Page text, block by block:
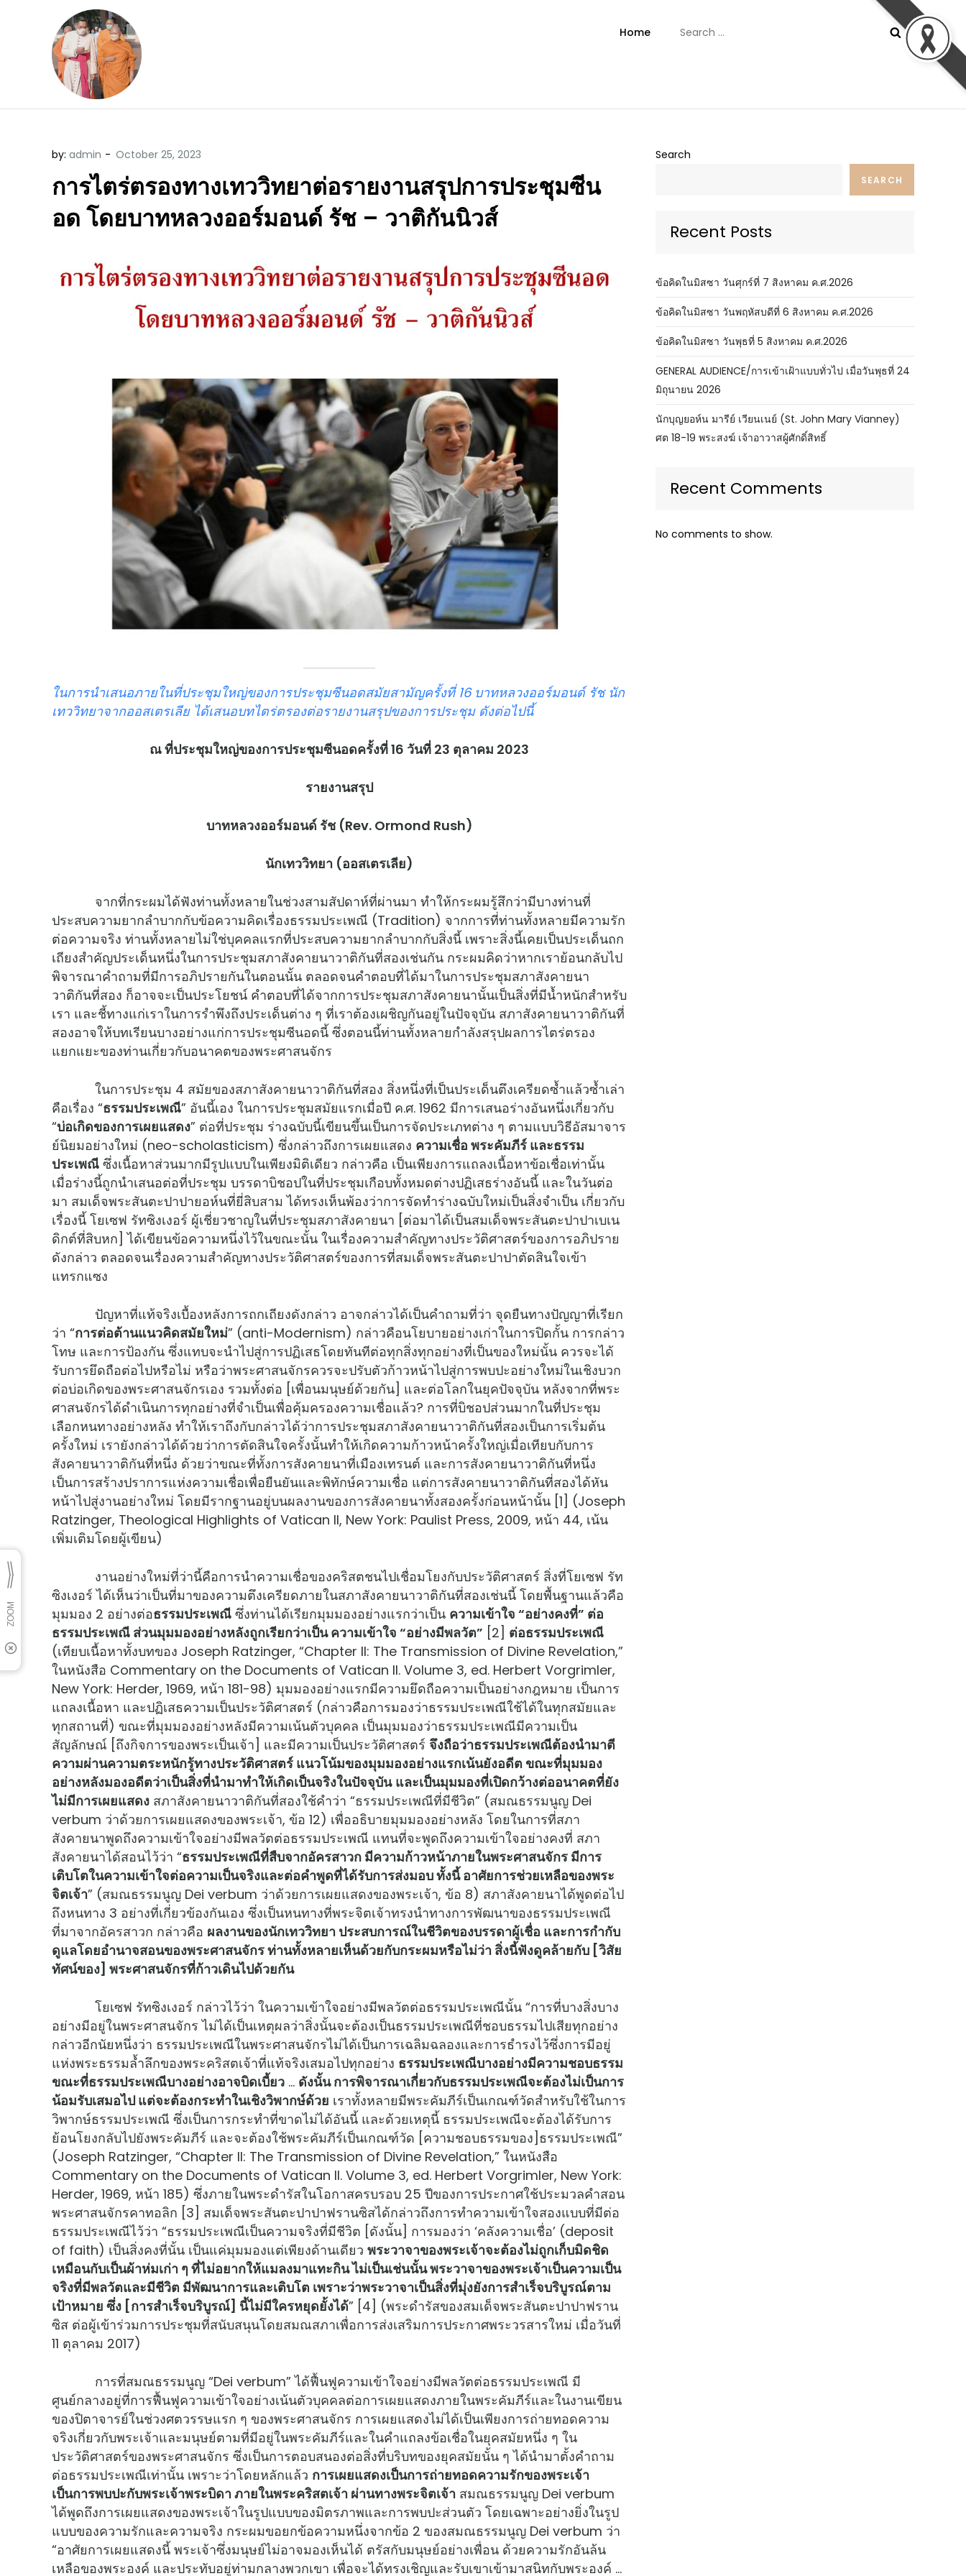
Home
for:
by: admin
การไตร่ตรองทางเทววิทยาต่อรายงานสรุปการประชุมซีน
อด โดยบาทหลวงออร์มอนด์ รัช – วาติกันนิวส์
ในการนำเสนอภายในที่ประชุมใหญ่ของการประชุมซีนอดสมัยสามัญครั้งที่ 16บาทหลวงออร์มอนด์ รัช นัก
เทววิทยาจากออสเตรเลีย ได้เสนอบทไตร่ตรองต่อรายงานสรุปของการประชุม ดังต่อไปนี้
ณ ที่ประชุมใหญ่ของการประชุมซีนอดครั้งที่ 16 วันที่ 23 ตุลาคม 2023
รายงานสรุป
บาทหลวงออร์มอนด์ รัช (Rev. Ormond Rush)
นักเทววิทยา (ออสเตรเลีย)
จากที่กระผมได้ฟังท่านทั้งหลายในช่วงสามสัปดาห์ที่ผ่านมา ทำให้กระผมรู้สึกว่ามีบางท่านที่
ประสบความยากลำบากกับข้อความคิดเรื่องธรรมประเพณี (Tradition) จากการที่ท่านทั้งหลายมีความรัก
ต่อความจริง ท่านทั้งหลายไม่ใช่บุคคลแรกที่ประสบความยากลำบากกับสิ่งนี้ เพราะสิ่งนี้เคยเป็นประเด็นถก
เถียงสำคัญประเด็นหนึ่งในการประชุมสภาสังคายนาวาติกันที่สองเช่นกัน กระผมคิดว่าหากเราย้อนกลับไป
พิจารณาคำถามที่มีการอภิปรายกันในตอนนั้น ตลอดจนคำตอบที่ได้มาในการประชุมสภาสังคายนา
วาติกันที่สอง ก็อาจจะเป็นประโยชน์ คำตอบที่ได้จากการประชุมสภาสังคายนานั้นเป็นสิ่งที่มีน้ำหนักสำหรับ
เรา และชี้ทางแก่เราในการรำพึงถึงประเด็นต่าง ๆ ที่เราต้องเผชิญกันอยู่ในปัจจุบัน สภาสังคายนาวาติกันที่
สองอาจให้บทเรียนบางอย่างแก่การประชุมซีนอดนี้ ซึ่งตอนนี้ท่านทั้งหลายกำลังสรุปผลการไตร่ตรอง
แยกแยะของท่านเกี่ยวกับอนาคตของพระศาสนจักร
ในการประชุม 4 สมัยของสภาสังคายนาวาติกันที่สอง สิ่งหนึ่งที่เป็นประเด็นตึงเครียดซ้ำแล้วซ้ำเล่า
คือเรื่อง “ธรรมประเพณี” อันนี้เอง ในการประชุมสมัยแรกเมื่อปี ค.ศ. 1962 มีการเสนอร่างอันหนึ่งเกี่ยวกับ
“บ่อเกิดของการเผยแสดง” ต่อที่ประชุม ร่างฉบับนี้เขียนขึ้นเป็นการจัดประเภทต่าง ๆ ตามแบบวิธีอัสมาจาร
ย์นิยมอย่างใหม่ (neo-scholasticism) ซึ่งกล่าวถึงการเผยแสดง ความเชื่อ พระคัมภีร์ และธรรม
ประเพณี ซึ่งเนื้อหาส่วนมากมีรูปแบบในเพียงมิติเดียว กล่าวคือ เป็นเพียงการแถลงเนื้อหาข้อเชื่อเท่านั้น
เมื่อร่างนี้ถูกนำเสนอต่อที่ประชุม บรรดาบิชอปในที่ประชุมเกือบทั้งหมดต่างปฏิเสธร่างอันนี้ และในวันต่อ
มา สมเด็จพระสันตะปาปายอห์นที่ยี่สิบสาม ได้ทรงเห็นพ้องว่าการจัดทำร่างฉบับใหม่เป็นสิ่งจำเป็น เกี่ยวกับ
เรื่องนี้ โยเซฟ รัทซิงเงอร์ ผู้เชี่ยวชาญในที่ประชุมสภาสังคายนา [ต่อมาได้เป็นสมเด็จพระสันตะปาปาเบเน
ดิกต์ที่สิบหก] ได้เขียนข้อความหนึ่งไว้ในขณะนั้น ในเรื่องความสำคัญทางประวัติศาสตร์ของการอภิปราย
ดังกล่าว ตลอดจนเรื่องความสำคัญทางประวัติศาสตร์ของการที่สมเด็จพระสันตะปาปาตัดสินใจเข้า
แทรกแซง
ปัญหาที่แท้จริงเบื้องหลังการถกเถียงดังกล่าว อาจกล่าวได้เป็นคำถามที่ว่า จุดยืนทางปัญญาที่เรียก
ว่า “การต่อต้านแนวคิดสมัยใหม่” (anti-Modernism) กล่าวคือนโยบายอย่างเก่าในการปิดกั้น การกล่าว
โทษ และการป้องกัน ซึ่งแทบจะนำไปสู่การปฏิเสธโดยทันทีต่อทุกสิ่งทุกอย่างที่เป็นของใหม่นั้น ควรจะได้
รับการยึดถือต่อไปหรือไม่ หรือว่าพระศาสนจักรควรจะปรับตัวก้าวหน้าไปสู่การพบปะอย่างใหม่ในเชิงบวก
ต่อบ่อเกิดของพระศาสนจักรเอง รวมทั้งต่อ [เพื่อนมนุษย์ด้วยกัน] และต่อโลกในยุคปัจจุบัน หลังจากที่พระ
ศาสนจักรได้ดำเนินการทุกอย่างที่จำเป็นเพื่อคุ้มครองความเชื่อแล้ว? การที่บิชอปส่วนมากในที่ประชุม
เลือกหนทางอย่างหลัง ทำให้เราถึงกับกล่าวได้ว่าการประชุมสภาสังคายนาวาติกันที่สองเป็นการเริ่มต้น
ครั้งใหม่ เรายังกล่าวได้ด้วยว่าการตัดสินใจครั้งนั้นทำให้เกิดความก้าวหน้าครั้งใหญ่เมื่อเทียบกับการ
สังคายนาวาติกันที่หนึ่ง ด้วยว่าขณะที่ทั้งการสังคายนาที่เมืองเทรนต์ และการสังคายนาวาติกันที่หนึ่ง
เป็นการสร้างปราการแห่งความเชื่อเพื่อยืนยันและพิทักษ์ความเชื่อ แต่การสังคายนาวาติกันที่สองได้หัน
หน้าไปสู่งานอย่างใหม่ โดยมีรากฐานอยู่บนผลงานของการสังคายนาทั้งสองครั้งก่อนหน้านั้น [1] (Joseph
Ratzinger, Theological Highlights of Vatican II, New York: Paulist Press, 2009, หน้า 44, เน้น
เพิ่มเติมโดยผู้เขียน)
งานอย่างใหม่ที่ว่านี้คือการนำความเชื่อของคริสตชนไปเชื่อมโยงกับประวัติศาสตร์ สิ่งที่โยเซฟ รัท
ซิงเงอร์ ได้เห็นว่าเป็นที่มาของความตึงเครียดภายในสภาสังคายนาวาติกันที่สองเช่นนี้ โดยพื้นฐานแล้วคือ
มุมมอง 2 อย่างต่อธรรมประเพณี ซึ่งท่านได้เรียกมุมมองอย่างแรกว่าเป็น ความเข้าใจ “อย่างคงที่” ต่อ
ธรรมประเพณี ส่วนมุมมองอย่างหลังถูกเรียกว่าเป็น ความเข้าใจ “อย่างมีพลวัต” [2] ต่อธรรมประเพณี
(เทียบเนื้อหาทั้งบทของ Joseph Ratzinger, “Chapter II: The Transmission of Divine Revelation,”
ในหนังสือ Commentary on the Documents of Vatican II. Volume 3, ed. Herbert Vorgrimler,
New York: Herder, 1969, หน้า 181-98) มุมมองอย่างแรกมีความยึดถือความเป็นอย่างกฎหมาย เป็นการ
แถลงเนื้อหา และปฏิเสธความเป็นประวัติศาสตร์ (กล่าวคือการมองว่าธรรมประเพณีใช้ได้ในทุกสมัยและ
ทุกสถานที่) ขณะที่มุมมองอย่างหลังมีความเน้นตัวบุคคล เป็นมุมมองว่าธรรมประเพณีมีความเป็น
สัญลักษณ์ [ถึงกิจการของพระเป็นเจ้า] และมีความเป็นประวัติศาสตร์ จึงถือว่าธรรมประเพณีต้องนำมาตี
ความผ่านความตระหนักรู้ทางประวัติศาสตร์ แนวโน้มของมุมมองอย่างแรกเน้นยังอดีต ขณะที่มุมมอง
อย่างหลังมองอดีตว่าเป็นสิ่งที่นำมาทำให้เกิดเป็นจริงในปัจจุบัน และเป็นมุมมองที่เปิดกว้างต่ออนาคตที่ยัง
ไม่มีการเผยแสดง สภาสังคายนาวาติกันที่สองใช้คำว่า “ธรรมประเพณีที่มีชีวิต” (สมณธรรมนูญ Dei
verbum ว่าด้วยการเผยแสดงของพระเจ้า, ข้อ 12) เพื่ออธิบายมุมมองอย่างหลัง โดยในการที่สภา
สังคายนาพูดถึงความเข้าใจอย่างมีพลวัตต่อธรรมประเพณี แทนที่จะพูดถึงความเข้าใจอย่างคงที่ สภา
สังคายนาได้สอนไว้ว่า “ธรรมประเพณีที่สืบจากอัครสาวก มีความก้าวหน้าภายในพระศาสนจักร มีการ
เติบโตในความเข้าใจต่อความเป็นจริงและต่อคำพูดที่ได้รับการส่งมอบ ทั้งนี้ อาศัยการช่วยเหลือของพระ
จิตเจ้า” (สมณธรรมนูญ Dei verbum ว่าด้วยการเผยแสดงของพระเจ้า, ข้อ 8) สภาสังคายนาได้พูดต่อไป
ถึงหนทาง 3 อย่างที่เกี่ยวข้องกันเอง ซึ่งเป็นหนทางที่พระจิตเจ้าทรงนำทางการพัฒนาของธรรมประเพณี
ที่มาจากอัครสาวก กล่าวคือ ผลงานของนักเทววิทยา ประสบการณ์ในชีวิตของบรรดาผู้เชื่อ และการกำกับ
ดูแลโดยอำนาจสอนของพระศาสนจักร ท่านทั้งหลายเห็นด้วยกับกระผมหรือไม่ว่า สิ่งนี้ฟังดูคล้ายกับ [วิสัย
ทัศน์ของ] พระศาสนจักรที่ก้าวเดินไปด้วยกัน
โยเซฟ รัทซิงเงอร์ กล่าวไว้ว่า ในความเข้าใจอย่างมีพลวัตต่อธรรมประเพณีนั้น “การที่บางสิ่งบาง
อย่างมีอยู่ในพระศาสนจักร ไม่ได้เป็นเหตุผลว่าสิ่งนั้นจะต้องเป็นธรรมประเพณีที่ชอบธรรมไปเสียทุกอย่าง
กล่าวอีกนัยหนึ่งว่า ธรรมประเพณีในพระศาสนจักรไม่ได้เป็นการเฉลิมฉลองและการธำรงไว้ซึ่งการมีอยู่
แห่งพระธรรมล้ำลึกของพระคริสตเจ้าที่แท้จริงเสมอไปทุกอย่าง ธรรมประเพณีบางอย่างมีความชอบธรรม
ขณะที่ธรรมประเพณีบางอย่างอาจบิดเบี้ยว … ดังนั้น การพิจารณาเกี่ยวกับธรรมประเพณีจะต้องไม่เป็นการ
น้อมรับเสมอไป แต่จะต้องกระทำในเชิงวิพากษ์ด้วย เราทั้งหลายมีพระคัมภีร์เป็นเกณฑ์วัดสำหรับใช้ในการ
วิพากษ์ธรรมประเพณี ซึ่งเป็นการกระทำที่ขาดไม่ได้อันนี้ และด้วยเหตุนี้ ธรรมประเพณีจะต้องได้รับการ
ย้อนโยงกลับไปยังพระคัมภีร์ และจะต้องใช้พระคัมภีร์เป็นเกณฑ์วัด [ความชอบธรรมของ]ธรรมประเพณี”
(Joseph Ratzinger, “Chapter II: The Transmission of Divine Revelation,” ในหนังสือ
Commentary on the Documents of Vatican II. Volume 3, ed. Herbert Vorgrimler, New York:
Herder, 1969, หน้า 185) ซึ่งภายในพระดำรัสในโอกาสครบรอบ 25 ปีของการประกาศใช้ประมวลคำสอน
พระศาสนจักรคาทอลิก [3] สมเด็จพระสันตะปาปาฟรานซิสได้กล่าวถึงการทำความเข้าใจสองแบบที่มีต่อ
ธรรมประเพณีไว้ว่า “ธรรมประเพณีเป็นความจริงที่มีชีวิต [ดังนั้น] การมองว่า ‘คลังความเชื่อ’ (deposit
of faith) เป็นสิ่งคงที่นั้น เป็นแค่มุมมองแต่เพียงด้านเดียว พระวาจาของพระเจ้าจะต้องไม่ถูกเก็บมิดชิด
เหมือนกับเป็นผ้าห่มเก่า ๆ ที่ไม่อยากให้แมลงมาแทะกิน ไม่เป็นเช่นนั้น พระวาจาของพระเจ้าเป็นความเป็น
จริงที่มีพลวัตและมีชีวิต มีพัฒนาการและเติบโต เพราะว่าพระวาจาเป็นสิ่งที่มุ่งยังการสำเร็จบริบูรณ์ตาม
เป้าหมาย ซึ่ง [การสำเร็จบริบูรณ์] นี้ไม่มีใครหยุดยั้งได้” [4] (พระดำรัสของสมเด็จพระสันตะปาปาฟราน
ซิส ต่อผู้เข้าร่วมการประชุมที่สนับสนุนโดยสมณสภาเพื่อการส่งเสริมการประกาศพระวรสารใหม่ เมื่อวันที่
11 ตุลาคม 2017)
การที่สมณธรรมนูญ “Dei verbum” ได้ฟื้นฟูความเข้าใจอย่างมีพลวัตต่อธรรมประเพณี มี
ศูนย์กลางอยู่ที่การฟื้นฟูความเข้าใจอย่างเน้นตัวบุคคลต่อการเผยแสดงภายในพระคัมภีร์และในงานเขียน
ของปิตาจารย์ในช่วงศตวรรษแรก ๆ ของพระศาสนจักร การเผยแสดงไม่ได้เป็นเพียงการถ่ายทอดความ
จริงเกี่ยวกับพระเจ้าและมนุษย์ตามที่มีอยู่ในพระคัมภีร์และในคำแถลงข้อเชื่อในยุคสมัยหนึ่ง ๆ ใน
ประวัติศาสตร์ของพระศาสนจักร ซึ่งเป็นการตอบสนองต่อสิ่งที่บริบทของยุคสมัยนั้น ๆ ได้นำมาตั้งคำถาม
ต่อธรรมประเพณีเท่านั้น เพราะว่าโดยหลักแล้ว การเผยแสดงเป็นการถ่ายทอดความรักของพระเจ้า
เป็นการพบปะกับพระเจ้าพระบิดา ภายในพระคริสตเจ้า ผ่านทางพระจิตเจ้า สมณธรรมนูญ Dei verbum
ได้พูดถึงการเผยแสดงของพระเจ้าในรูปแบบของมิตรภาพและการพบปะส่วนตัว โดยเฉพาะอย่างยิ่งในรูป
แบบของความรักและความจริง กระผมขอยกข้อความหนึ่งจากข้อ 2 ของสมณธรรมนูญ Dei verbum ว่า
“อาศัยการเผยแสดงนี้ พระเจ้าซึ่งมนุษย์ไม่อาจมองเห็นได้ ตรัสกับมนุษย์อย่างเพื่อน ด้วยความรักอันล้น
เหลือของพระองค์ และประทับอยู่ท่ามกลางพวกเขา เพื่อจะได้ทรงเชิญและรับเขาเข้ามาสนิทกับพระองค์ …
Search
SEARCH
Recent Posts
ข้อคิดในมิสซา วันศุกร์ที่ 7 สิงหาคม ค.ศ.2026
ข้อคิดในมิสซา วันพฤหัสบดีที่ 6 สิงหาคม ค.ศ.2026
ข้อคิดในมิสซา วันพุธที่ 5 สิงหาคม ค.ศ.2026
GENERAL AUDIENCE/การเข้าเฝ้าแบบทั่วไป เมื่อวันพุธที่ 24
มิถุนายน 2026
นักบุญยอห์น มารีย์ เวียนเนย์ (St. John Mary Vianney)
ศต 18-19 พระสงฆ์ เจ้าอาวาสผู้ศักดิ์สิทธิ์
Recent Comments
No comments to show.